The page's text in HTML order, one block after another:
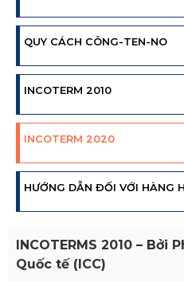
QUY CÁCH CÔNG-TEN-NO
INCOTERM 2010
INCOTERM 2020
HƯỚNG DẪN ĐỐI VỚI HÀNG
INCOTERMS 2010 – Bởi
Quốc tế (ICC)